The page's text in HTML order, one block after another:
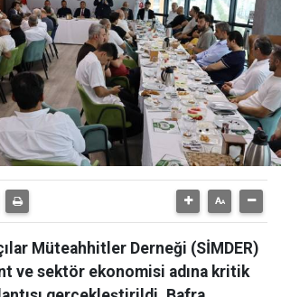
Müteahhitler Derneği (SİMDER)
ve sektör ekonomisi adına kritik